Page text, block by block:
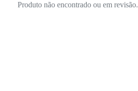
Produto não encontrado ou em revisão.